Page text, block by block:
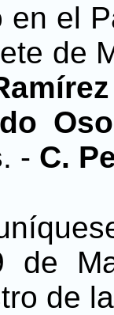
en el
de
. - C.
de
de